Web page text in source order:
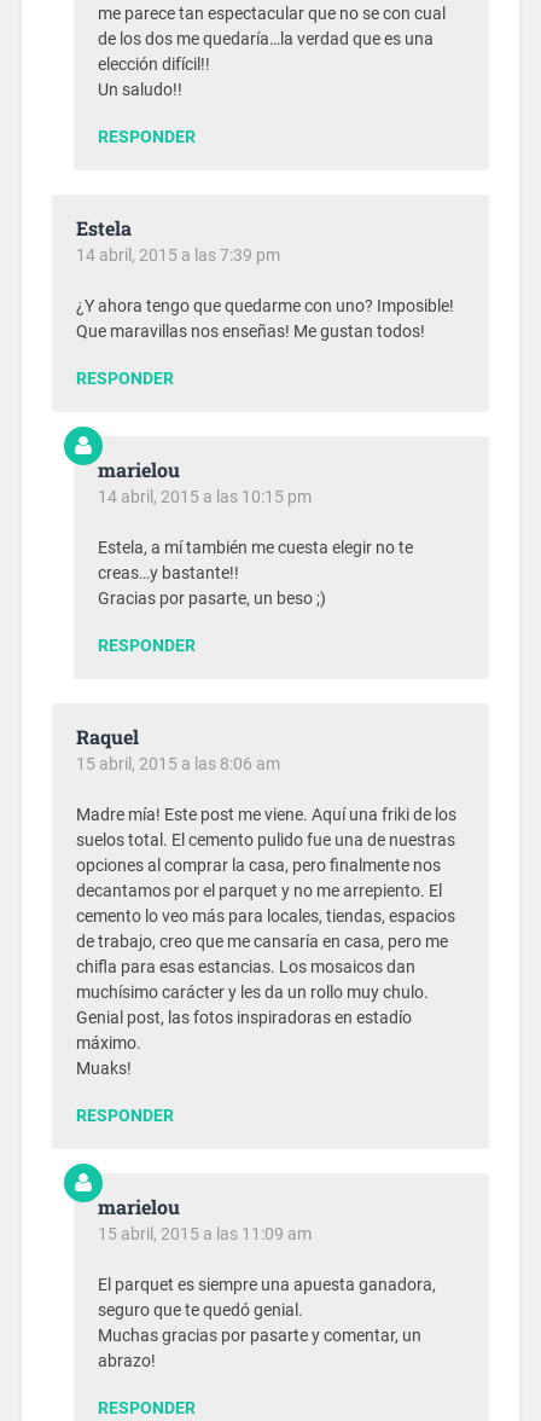
me parece tan espectacular que no se con cual
de los dos me quedaría…la verdad que es una
elección difícil!!
Un saludo!!
RESPONDER
Estela
14 abril, 2015 a las 7:39 pm
¿Y ahora tengo que quedarme con uno? Imposible!
Que maravillas nos enseñas! Me gustan todos!
RESPONDER
marielou
14 abril, 2015 a las 10:15 pm
Estela, a mí también me cuesta elegir no te
creas…y bastante!!
Gracias por pasarte, un beso ;)
RESPONDER
Raquel
15 abril, 2015 a las 8:06 am
Madre mía! Este post me viene. Aquí una friki de los
suelos total. El cemento pulido fue una de nuestras
opciones al comprar la casa, pero finalmente nos
decantamos por el parquet y no me arrepiento. El
cemento lo veo más para locales, tiendas, espacios
de trabajo, creo que me cansaría en casa, pero me
chifla para esas estancias. Los mosaicos dan
muchísimo carácter y les da un rollo muy chulo.
Genial post, las fotos inspiradoras en estadío
máximo.
Muaks!
RESPONDER
marielou
15 abril, 2015 a las 11:09 am
El parquet es siempre una apuesta ganadora,
seguro que te quedó genial.
Muchas gracias por pasarte y comentar, un
abrazo!
RESPONDER